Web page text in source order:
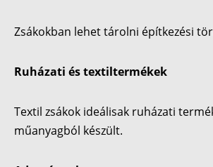
Zsákokban lehet tárolni építkezési
Ruházati és textiltermékek
Textil zsákok ideálisak ruházati
műanyagból készült.